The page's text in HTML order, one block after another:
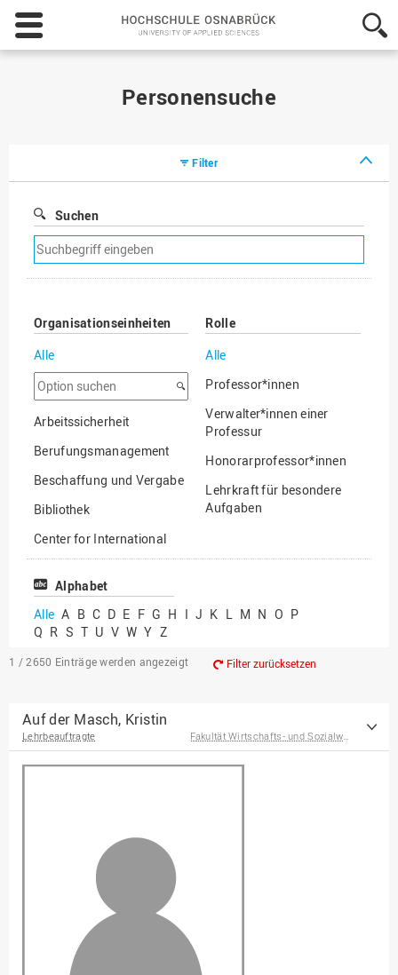
Hochschule
Osnabrück
-
Personensuche
Filter
Suchen
Suchfilter
entfernen
Organisationseinheiten
Alle
Option
suchen
Arbeitssicherheit
Berufungsmanagement
Beschaffung und Vergabe
Bibliothek
Center for International
Mobility
Center for International
Chancengerechtigkeit
eLearning Competence
EU-Büro
Fakultät
Agrarwissenschaften und
und Informatik
Fakultät Management,
Kultur und Technik
Fakultät Wirtschafts- und
Sozialwissenschaften
Finanzen
Rolle
Alle
Professor*innen
Verwalter*innen einer
Professur
Honorarprofessor*innen
Lehrkraft für besondere
Aufgaben
Professor*innen im
Alphabet
Alle A B C D E F G H I J K L M N O P
Q R S T U V W Y Z
1 / 2650 Einträge werden angezeigt Filter zurücksetzen
Auf der Masch, Kristin
Lehrbeauftragte